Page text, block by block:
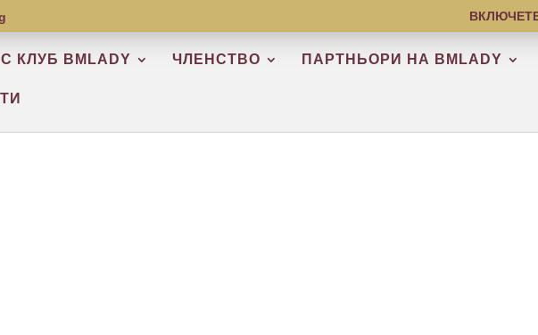
КЛУБ BMLADY ЧЛЕНСТВО ПАРТНЬОРИ НА BMLADY